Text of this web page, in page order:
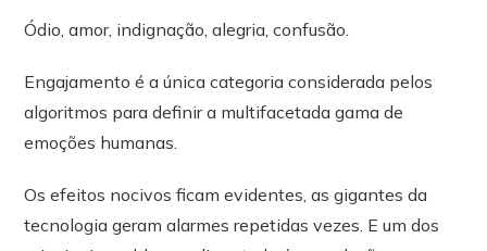
Ódio, amor, indignação, alegria, confusão.
Engajamento é a única categoria considerada pelos
algoritmos para definir a multifacetada gama de
emoções humanas.
Os efeitos nocivos ficam evidentes, as gigantes da
tecnologia geram alarmes repetidas vezes. E um dos